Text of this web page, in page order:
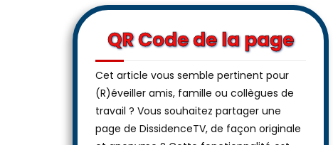
QR Code de la page
Cet article vous semble pertinent pour
(R)éveiller amis, famille ou collègues de
travail ? Vous souhaitez partager une
page de DissidenceTV, de façon originale